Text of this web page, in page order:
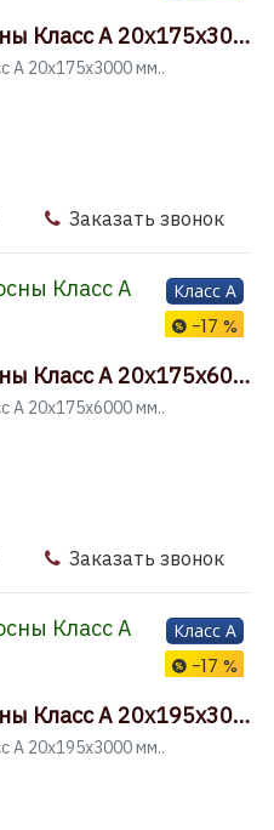
Имитация бруса из сосны Класс А 20x175x3000 мм
А 20x175x3000 мм..
Заказать звонок
Класс A
-17 %
Имитация бруса из сосны Класс А 20x175x6000 мм
А 20x175x6000 мм..
Заказать звонок
Класс A
-17 %
Имитация бруса из сосны Класс А 20x195x3000 мм
А 20x195x3000 мм..